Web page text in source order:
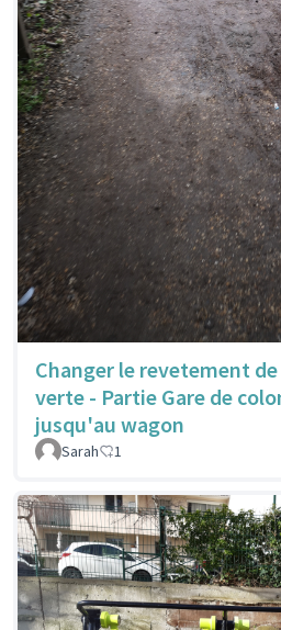
Changer le revetement
verte - Partie Gare de
jusqu'au wagon
Sarah 1